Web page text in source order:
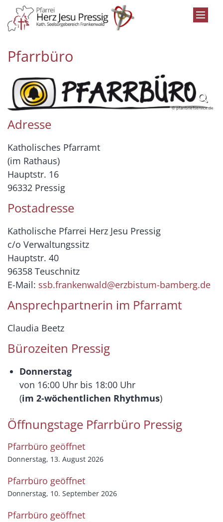
Zum Inhalt springen
Pfarrbüro
© pfarrbriefservice.de
Adresse
Katholisches Pfarramt
(im Rathaus)
Hauptstr. 16
96332 Pressig
Postadresse
Katholische Pfarrei Herz Jesu Pressig
c/o Verwaltungssitz
Hauptstr. 40
96358 Teuschnitz
E-Mail: ssb.frankenwald@erzbistum-bamberg.de
Ansprechpartnerin im Pfarramt
Claudia Beetz
Bürozeiten Pressig
Donnerstag
von 16:00 Uhr bis 18:00 Uhr
(im 2-wöchentlichen Rhythmus)
Öffnungstage Pfarrbüro Pressig
Pfarrbüro geöffnet
Donnerstag, 13. August 2026
Pfarrbüro geöffnet
Donnerstag, 10. September 2026
Pfarrbüro geöffnet